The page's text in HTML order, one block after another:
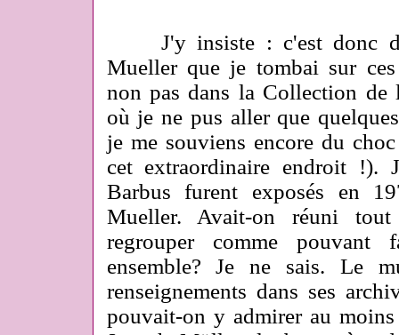
J'y insiste : c'est donc
Mueller que je tombai sur ces
non pas dans la Collection
où je ne pus aller que
je me souviens encore du
cet extraordinaire endroit !).
Barbus furent exposés en
Mueller. Avait-on réuni
regrouper comme pouvant
ensemble? Je ne sais. Le
renseignements dans ses
pouvait-on y admirer au